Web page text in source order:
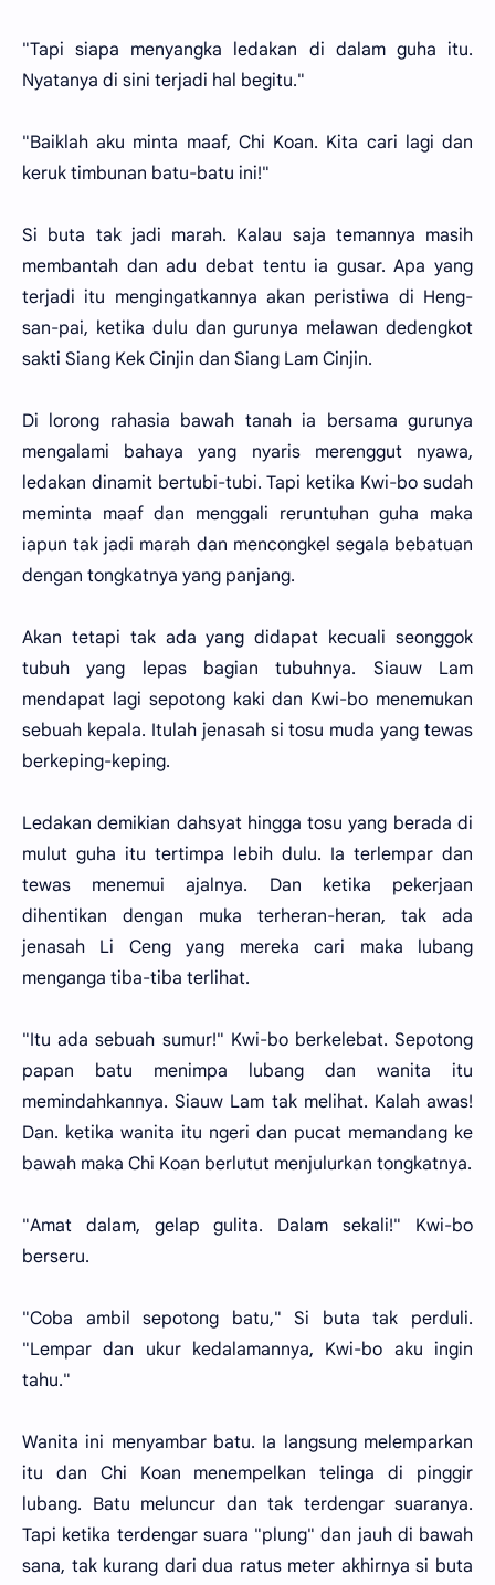
"Tapi siapa menyangka ledakan di dalam guha itu.
Nyatanya di sini terjadi hal begitu."
"Baiklah aku minta maaf, Chi Koan. Kita cari lagi dan
keruk timbunan batu-batu ini!"
Si buta tak jadi marah. Kalau saja temannya masih
membantah dan adu debat tentu ia gusar. Apa yang
terjadi itu mengingatkannya akan peristiwa di Heng-
san-pai, ketika dulu dan gurunya melawan dedengkot
sakti Siang Kek Cinjin dan Siang Lam Cinjin.
Di lorong rahasia bawah tanah ia bersama gurunya
mengalami bahaya yang nyaris merenggut nyawa,
ledakan dinamit bertubi-tubi. Tapi ketika Kwi-bo sudah
meminta maaf dan menggali reruntuhan guha maka
iapun tak jadi marah dan mencongkel segala bebatuan
dengan tongkatnya yang panjang.
Akan tetapi tak ada yang didapat kecuali seonggok
tubuh yang lepas bagian tubuhnya. Siauw Lam
mendapat lagi sepotong kaki dan Kwi-bo menemukan
sebuah kepala. Itulah jenasah si tosu muda yang tewas
berkeping-keping.
Ledakan demikian dahsyat hingga tosu yang berada di
mulut guha itu tertimpa lebih dulu. Ia terlempar dan
tewas menemui ajalnya. Dan ketika pekerjaan
dihentikan dengan muka terheran-heran, tak ada
jenasah Li Ceng yang mereka cari maka lubang
menganga tiba-tiba terlihat.
"Itu ada sebuah sumur!" Kwi-bo berkelebat. Sepotong
papan batu menimpa lubang dan wanita itu
memindahkannya. Siauw Lam tak melihat. Kalah awas!
Dan. ketika wanita itu ngeri dan pucat memandang ke
bawah maka Chi Koan berlutut menjulurkan tongkatnya.
"Amat dalam, gelap gulita. Dalam sekali!" Kwi-bo
berseru.
"Coba ambil sepotong batu," Si buta tak perduli.
"Lempar dan ukur kedalamannya, Kwi-bo aku ingin
tahu."
Wanita ini menyambar batu. Ia langsung melemparkan
itu dan Chi Koan menempelkan telinga di pinggir
lubang. Batu meluncur dan tak terdengar suaranya.
Tapi ketika terdengar suara "plung" dan jauh di bawah
sana, tak kurang dari dua ratus meter akhirnya si buta